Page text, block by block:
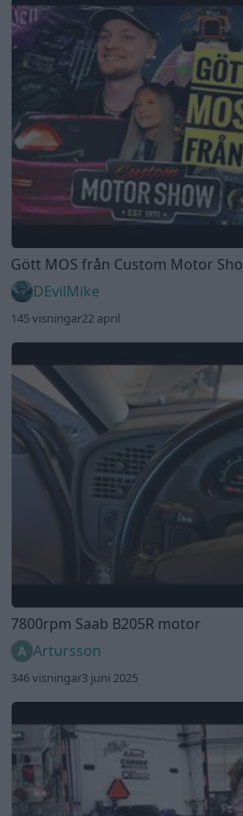
Gött MOS från Custom Motor
DEvilMike
145 visningar22 april
7800rpm Saab B205R motor
Artursson
346 visningar3 juni 2025